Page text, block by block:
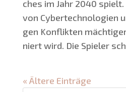
ches im Jahr 2040
von Cyber­tech­no­lo­gien
gen Kon­flik­ten
niert wird. Die Spie­ler
« Ältere Einträge